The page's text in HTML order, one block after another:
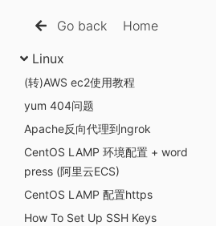
Go back Home
Linux
(转)AWS ec2使用教程
yum 404问题
Apache反向代理到ngrok
CentOS LAMP 环境配置 + word
press (阿里云ECS)
CentOS LAMP 配置https
How To Set Up SSH Keys